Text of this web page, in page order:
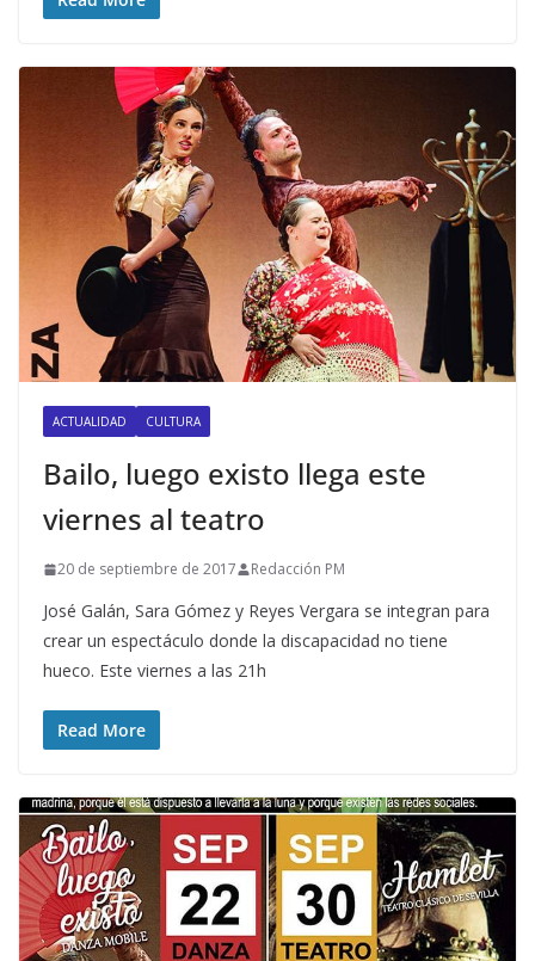
ACTUALIDAD CULTURA
Bailo, luego existo llega este
viernes al teatro
20 de septiembre de 2017 Redacción PM
José Galán, Sara Gómez y Reyes Vergara se integran para
crear un espectáculo donde la discapacidad no tiene
hueco. Este viernes a las 21h
Read More